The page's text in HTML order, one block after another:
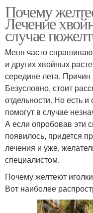
Почему
Лечение
случае
Меня часто
и других хвойных
середине лета.
Безусловно, стоит
отдельности. Но есть
помогут в случае
А если опробовав эти
появилось, придется
лечения и уже,
специалистом.
Почему желтеют
Вот наиболее